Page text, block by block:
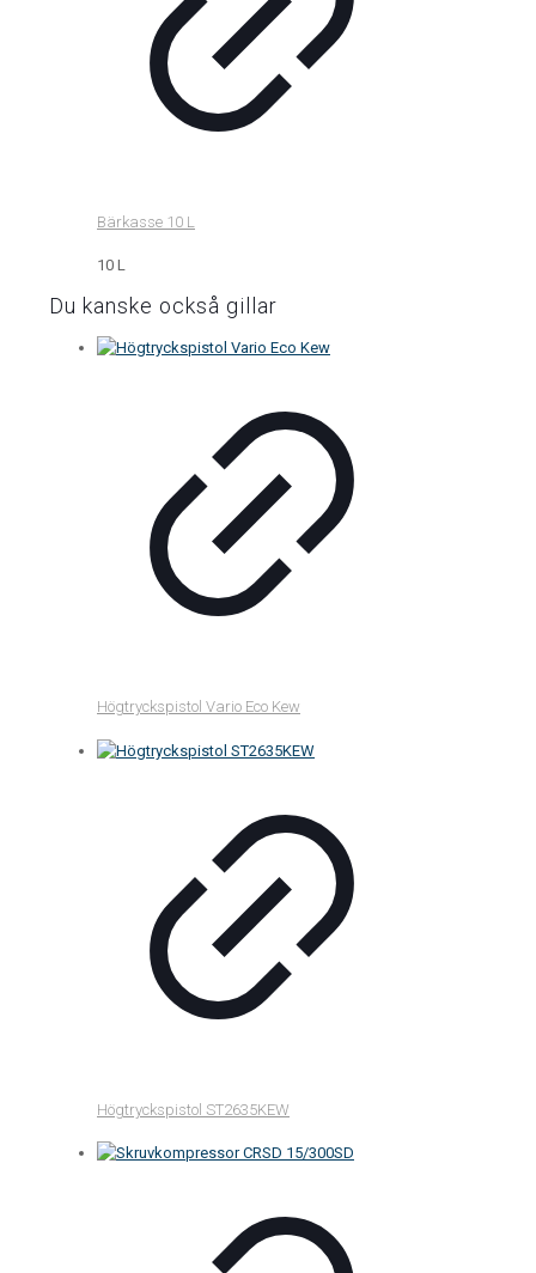
Bärkasse 10 L
10 L
Du kanske också gillar
Högtryckspistol Vario Eco Kew
Högtryckspistol ST2635KEW